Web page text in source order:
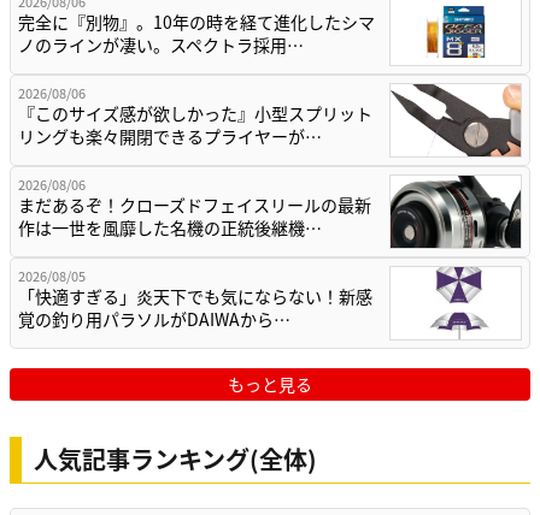
完全に『別物』。10年の時を経て進化したシマ
ノのラインが凄い。スペクトラ採用…
2026/08/06
『このサイズ感が欲しかった』小型スプリット
リングも楽々開閉できるプライヤーが…
2026/08/06
まだあるぞ！クローズドフェイスリールの最新
作は一世を風靡した名機の正統後継機…
2026/08/05
「快適すぎる」炎天下でも気にならない！新感
覚の釣り用パラソルがDAIWAから…
もっと見る
人気記事ランキング(全体)